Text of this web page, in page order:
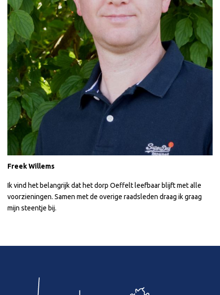
Freek Willems
Ik vind het belangrijk dat het dorp Oeffelt leefbaar blijft met alle
voorzieningen. Samen met de overige raadsleden draag ik graag
mijn steentje bij.